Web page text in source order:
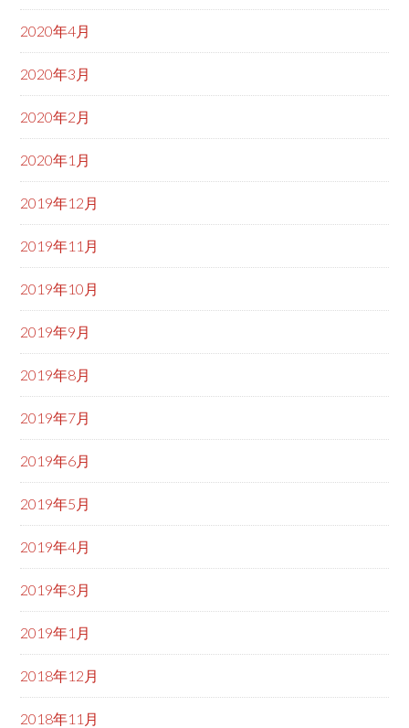
2020年4月
2020年3月
2020年2月
2020年1月
2019年12月
2019年11月
2019年10月
2019年9月
2019年8月
2019年7月
2019年6月
2019年5月
2019年4月
2019年3月
2019年1月
2018年12月
2018年11月